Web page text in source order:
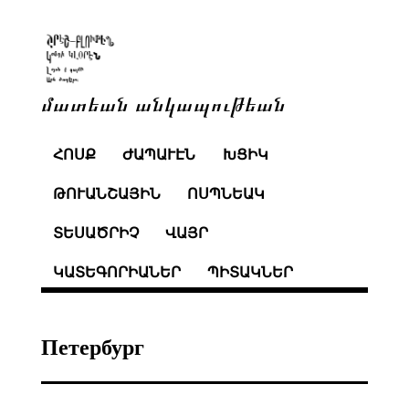
մատեան անկապութեան
ՀՈՍՔ ԺԱՊԱՒԷՆ ԽՑԻԿ
ԹՈՒԱՆՇԱՅԻՆ ՈՍՊՆԵԱԿ
ՏԵՍԱԾՐԻՉ ՎԱՅՐ
ԿԱՏԵԳՈՐԻԱՆԵՐ ՊԻՏԱԿՆԵՐ
Петербург